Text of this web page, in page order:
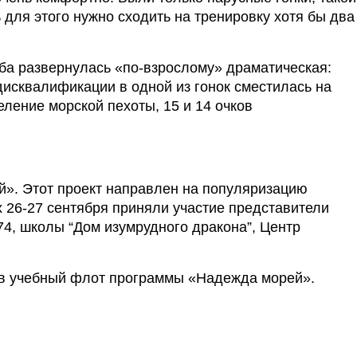
этого нужно сходить на тренировку хотя бы два
развернулась «по-взрослому» драматическая:
в одной из гонок сместилась на
морской пехоты, 15 и 14 очков
Этот проект направлен на популяризацию
27 сентября приняли участие представители
школы “Дом изумрудного дракона”, Центр
в учебный флот программы «Надежда морей».